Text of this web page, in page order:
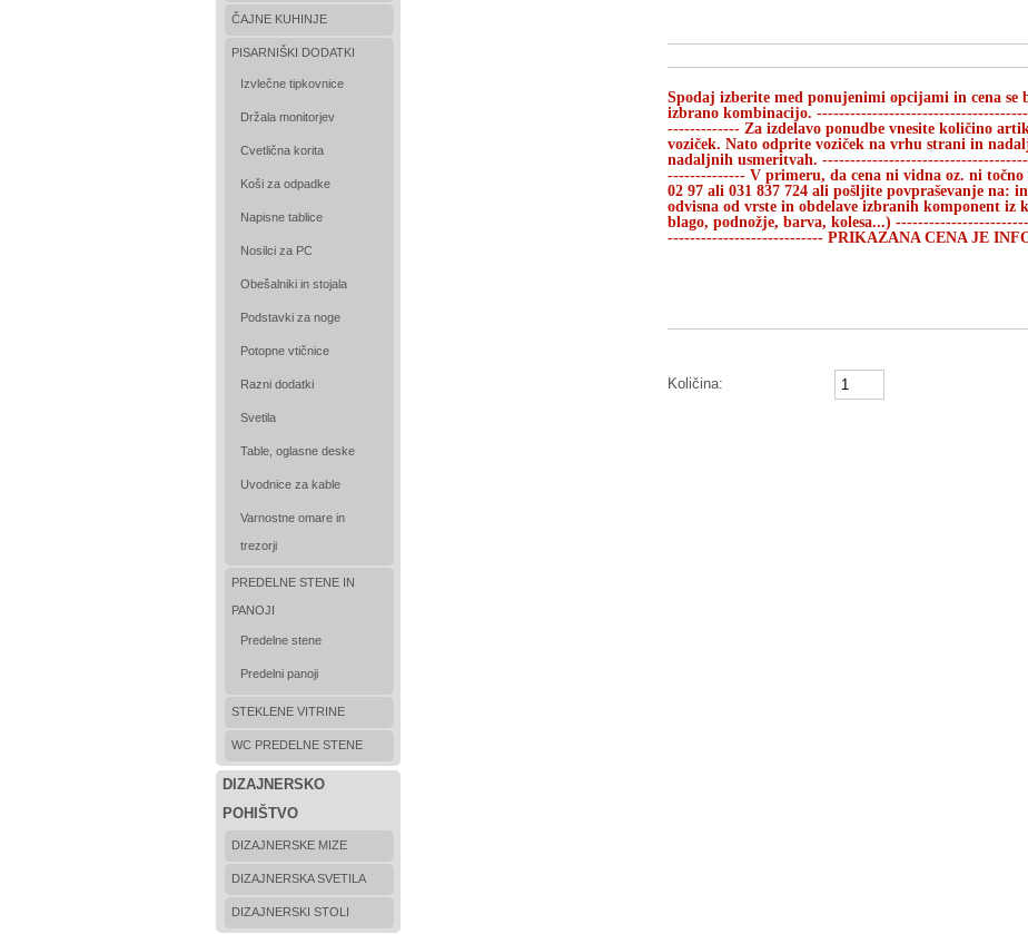
Spodaj izberite med ponujenimi opcijami in cena se
izbrano kombinacijo.
------------- Za izdelavo ponudbe vnesite količino
voziček. Nato odprite voziček na vrhu strani in
nadaljnih usmeritvah.
-------------- V primeru, da cena ni vidna oz. ni
02 97 ali 031 837 724 ali pošljite povpraševanje na:
odvisna od vrste in obdelave izbranih komponent iz
blago, podnožje, barva, kolesa...)
---------------------------- PRIKAZANA CENA JE
Količina:
ČAJNE KUHINJE
PISARNIŠKI DODATKI
Izvlečne tipkovnice
Držala monitorjev
Cvetlična korita
Koši za odpadke
Napisne tablice
Nosilci za PC
Obešalniki in stojala
Podstavki za noge
Potopne vtičnice
Razni dodatki
Svetila
Table, oglasne deske
Uvodnice za kable
Varnostne omare in
trezorji
PREDELNE STENE IN
PANOJI
Predelne stene
Predelni panoji
STEKLENE VITRINE
WC PREDELNE STENE
DIZAJNERSKO
POHIŠTVO
DIZAJNERSKE MIZE
DIZAJNERSKA SVETILA
DIZAJNERSKI STOLI